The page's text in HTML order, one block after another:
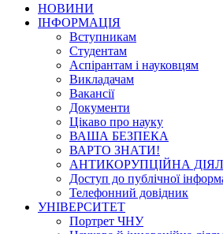
НОВИНИ
ІНФОРМАЦІЯ
Вступникам
Студентам
Аспірантам і науковцям
Викладачам
Вакансії
Документи
Цікаво про науку
ВАША БЕЗПЕКА
ВАРТО ЗНАТИ!
АНТИКОРУПЦІЙНА
Доступ до публічної
Телефонний довідник
УНІВЕРСИТЕТ
Портрет ЧНУ